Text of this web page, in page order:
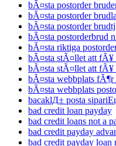
bÃ¤sta postorder
bÃ¤sta postorder
bÃ¤sta postorder
bÃ¤sta postorderbrud
bÃ¤sta riktiga
bÃ¤sta stÃ¤llet att fÃ¥
bÃ¤sta stÃ¤llet att fÃ¥
bÃ¤sta webbplats fÃ¶r
bÃ¤sta webbplats
bacaklД± posta
bad credit loan payday
bad credit loans not a
bad credit payday
bad credit payday loan